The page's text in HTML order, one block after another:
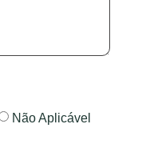
Não Aplicável